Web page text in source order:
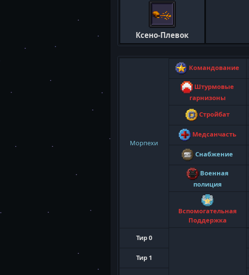
Ксено-Плевок
Морпехи
Командование
Штурмовые
гарнизоны
Стройбат
Медсанчасть
Снабжение
Военная
полиция
Вспомогательная
Поддержка
Тир 0
Тир 1